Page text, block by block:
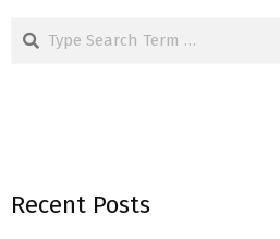
Search
Recent Posts